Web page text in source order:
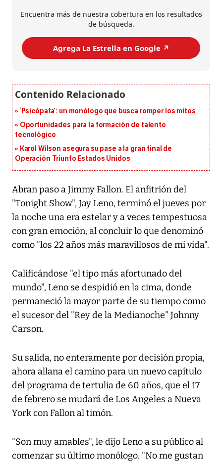
Encuentra más de nuestra cobertura en los resultados
de búsqueda.
Agrega La Estrella en Google ↗️
‘Psicópata’: un monólogo que busca romper los mitos
Oportunidades para la formación de talento
tecnológico
Karol Wilson asegura su pase a la gran final de
Operación Triunfo Estados Unidos
Abran paso a Jimmy Fallon. El anfitrión del
"Tonight Show", Jay Leno, terminó el jueves por
la noche una era estelar y a veces tempestuosa
con gran emoción, al concluir lo que denominó
como "los 22 años más maravillosos de mi vida".
Calificándose "el tipo más afortunado del
mundo", Leno se despidió en la cima, donde
permaneció la mayor parte de su tiempo como
el sucesor del "Rey de la Medianoche" Johnny
Carson.
Su salida, no enteramente por decisión propia,
ahora allana el camino para un nuevo capítulo
del programa de tertulia de 60 años, que el 17
de febrero se mudará de Los Angeles a Nueva
York con Fallon al timón.
"Son muy amables", le dijo Leno a su público al
comenzar su último monólogo. "No me gustan